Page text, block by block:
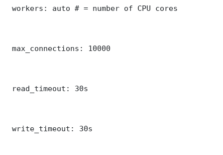
workers: auto # = number of CPU cores
max_connections: 10000
read_timeout: 30s
write_timeout: 30s